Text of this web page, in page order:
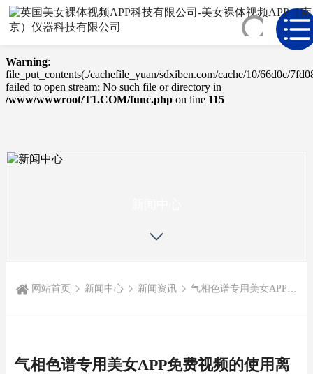
Warning: mkdir(): No space left on device in
/www/wwwroot/T1.COM/func.php
Warning:
file_put_contents(./cachefile_yuan/sdxiben.com/cache/10/66d0c/
failed to open stream: No such file or directory in
/www/wwwroot/T1.COM/func.php on line 115
网站首页 新闻中心 新闻资讯 气相色谱专用美女APP免费视频的使用离不开正确保养
气相色谱专用美女APP免费视频的使用离